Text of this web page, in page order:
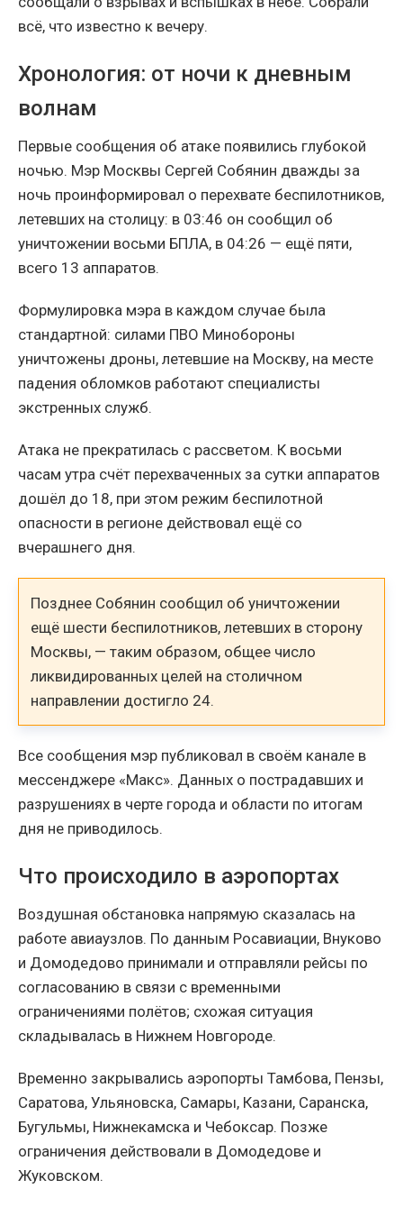
всё, что известно к вечеру.
Хронология: от ночи к дневным
волнам
Первые сообщения об атаке появились глубокой
ночью. Мэр Москвы Сергей Собянин дважды за
ночь проинформировал о перехвате беспилотников,
летевших на столицу: в 03:46 он сообщил об
уничтожении восьми БПЛА, в 04:26 — ещё пяти,
всего 13 аппаратов.
Формулировка мэра в каждом случае была
стандартной: силами ПВО Минобороны
уничтожены дроны, летевшие на Москву, на месте
падения обломков работают специалисты
экстренных служб.
Атака не прекратилась с рассветом. К восьми
часам утра счёт перехваченных за сутки аппаратов
дошёл до 18, при этом режим беспилотной
опасности в регионе действовал ещё со
вчерашнего дня.
Позднее Собянин сообщил об уничтожении
ещё шести беспилотников, летевших в сторону
Москвы, — таким образом, общее число
ликвидированных целей на столичном
направлении достигло 24.
Все сообщения мэр публиковал в своём канале в
мессенджере «Макс». Данных о пострадавших и
разрушениях в черте города и области по итогам
дня не приводилось.
Что происходило в аэропортах
Воздушная обстановка напрямую сказалась на
работе авиаузлов. По данным Росавиации, Внуково
и Домодедово принимали и отправляли рейсы по
согласованию в связи с временными
ограничениями полётов; схожая ситуация
складывалась в Нижнем Новгороде.
Временно закрывались аэропорты Тамбова, Пензы,
Саратова, Ульяновска, Самары, Казани, Саранска,
Бугульмы, Нижнекамска и Чебоксар. Позже
ограничения действовали в Домодедове и
Жуковском.